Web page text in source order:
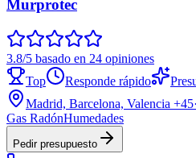
Murprotec
3.8/5 basado en 24 opiniones
Top
Responde rápido
Madrid, Barcelona, Valencia +45·
Gas RadónHumedades
Pedir presupuesto